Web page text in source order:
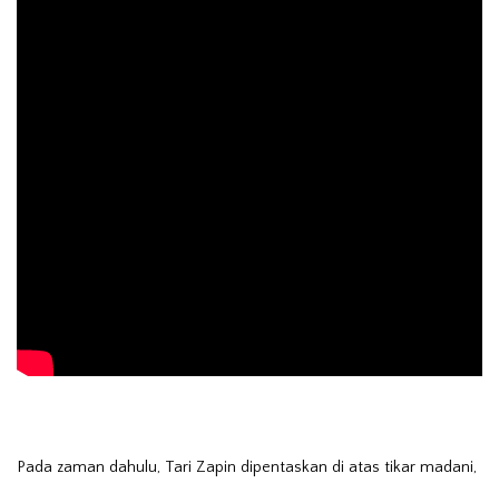
Pada zaman dahulu, Tari Zapin dipentaskan di atas tikar madani,